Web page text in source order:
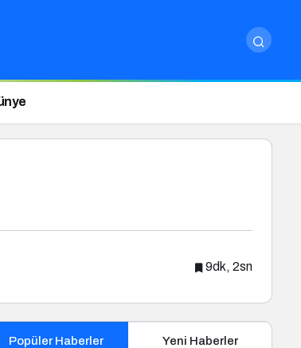
9dk, 2sn
Popüler Haberler Yeni Haberler